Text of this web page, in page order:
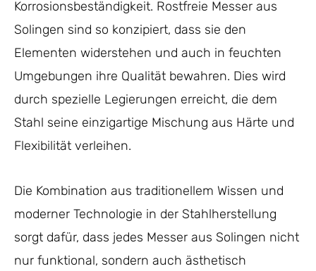
Korrosionsbeständigkeit. Rostfreie Messer aus
Solingen sind so konzipiert, dass sie den
Elementen widerstehen und auch in feuchten
Umgebungen ihre Qualität bewahren. Dies wird
durch spezielle Legierungen erreicht, die dem
Stahl seine einzigartige Mischung aus Härte und
Flexibilität verleihen.
Die Kombination aus traditionellem Wissen und
moderner Technologie in der Stahlherstellung
sorgt dafür, dass jedes Messer aus Solingen nicht
nur funktional, sondern auch ästhetisch